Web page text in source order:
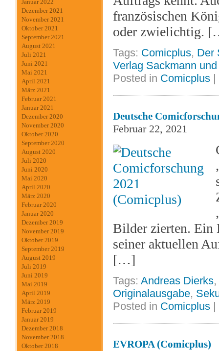
Januar 2022
Dezember 2021
November 2021
Oktober 2021
September 2021
August 2021
Juli 2021
Juni 2021
Mai 2021
April 2021
März 2021
Februar 2021
Januar 2021
Dezember 2020
November 2020
Oktober 2020
September 2020
August 2020
Juli 2020
Juni 2020
Mai 2020
April 2020
März 2020
Februar 2020
Januar 2020
Dezember 2019
November 2019
Oktober 2019
September 2019
August 2019
Juli 2019
Juni 2019
Mai 2019
April 2019
März 2019
Februar 2019
Januar 2019
Dezember 2018
November 2018
Oktober 2018
französischen
oder zwielichtig.
Tags: Comicplus, Der
Verlag Sackmann
Posted in Comicplus
Deutsche
Februar 22, 2021
Bilder zierten. Ein
seiner aktuellen
[…]
Tags: Andreas Dierks,
Originalausgabe,
Posted in Comicplus
EVROPA (Comicplus)